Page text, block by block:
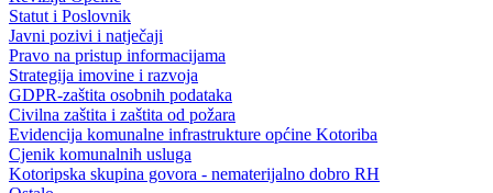
Statut i Poslovnik
Javni pozivi i natječaji
Pravo na pristup informacijama
Strategija imovine i razvoja
GDPR-zaštita osobnih podataka
Civilna zaštita i zaštita od požara
Evidencija komunalne infrastrukture općine Kotoriba
Cjenik komunalnih usluga
Kotoripska skupina govora - nematerijalno dobro RH